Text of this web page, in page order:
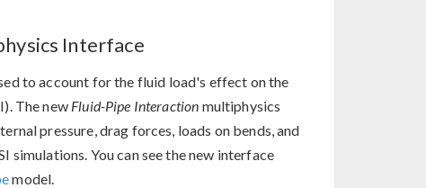
Interface
to account for the fluid load's effect on the
The new Fluid-Pipe Interaction multiphysics
pressure, drag forces, loads on bends, and
simulations. You can see the new interface
model.